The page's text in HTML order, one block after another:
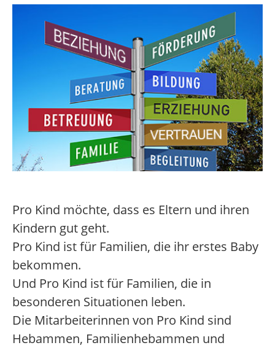
Pro Kind möchte, dass es Eltern und ihren
Kindern gut geht.
Pro Kind ist für Familien, die ihr erstes Baby
bekommen.
Und Pro Kind ist für Familien, die in
besonderen Situationen leben.
Die Mitarbeiterinnen von Pro Kind sind
Hebammen, Familienhebammen und